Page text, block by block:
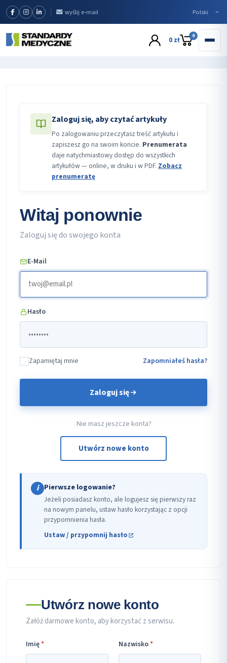
wyślij e-mail
0 zł 0
Zaloguj się, aby czytać artykuły
Po zalogowaniu przeczytasz treść artykułu i
zapiszesz go na swoim koncie. Prenumerata
daje natychmiastowy dostęp do wszystkich
artykułów — online, w druku i w PDF. Zobacz
prenumeratę
Witaj ponownie
Zaloguj się do swojego konta
E-Mail
Hasło
Zapamiętaj mnie Zapomniałeś hasła?
Zaloguj się
Nie masz jeszcze konta?
Utwórz nowe konto
i Pierwsze logowanie?
Jeżeli posiadasz konto, ale logujesz się pierwszy raz
na nowym panelu, ustaw hasło korzystając z opcji
przypomnienia hasła.
Ustaw / przypomnij hasło
Utwórz nowe konto
Załóż darmowe konto, aby korzystać z serwisu.
Imię* Nazwisko*